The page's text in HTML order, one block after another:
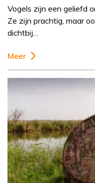
Vogels zijn een geliefd
Ze zijn prachtig, maar
dichtbij…
Meer